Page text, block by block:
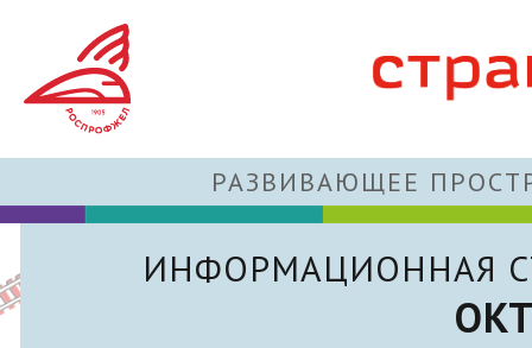
РАЗВИВАЮЩЕЕ
ИНФОРМАЦИОННАЯ